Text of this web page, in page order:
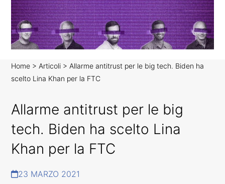
Home > Articoli > Allarme antitrust per le big tech. Biden ha
scelto Lina Khan per la FTC
Allarme antitrust per le big
tech. Biden ha scelto Lina
Khan per la FTC
23 MARZO 2021